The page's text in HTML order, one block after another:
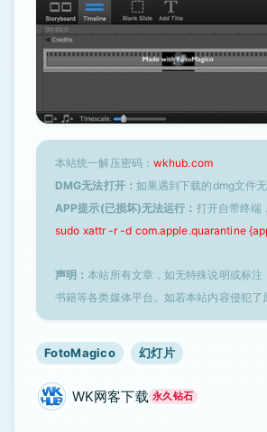
本站统一解压密码： wkhub.com
DMG无法打开： 如果遇到下载的dmg文件
APP提示(已损坏)无法运行： 打开自带终端
sudo xattr -r -d com.apple.quarantine
声明：本站所有文章，如无特殊说明或标
书籍等各类媒体平台。如若本站内容侵犯了
FotoMagico 幻灯片
WK网客下载 永久钻石